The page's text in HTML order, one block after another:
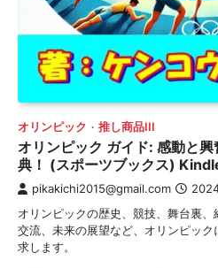
オリンピック 推し商品III
オリンピック ガイド: 感動と
典！ (スポーツブックス)
pikakichi2015@gmail.com
オリンピックの歴史、競技、舞台裏
交流、未来の展望など、オリンピッ
求します。